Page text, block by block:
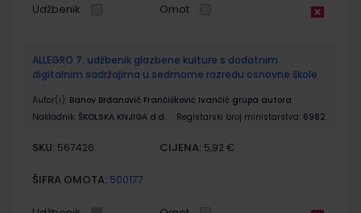
Udžbenik Omot
ALLEGRO 7; udžbenik glazbene kulture s dodatnim
digitalnim sadržajima u sedmome razredu osnovne škole
Autor(i): Banov Brđanović Frančišković Ivančić grupa autora
Nakladnik: ŠKOLSKA KNJIGA d.d. Registarski broj ministarstva: 6982
SKU: 567426 CIJENA: 5,92 €
ŠIFRA OMOTA: 500177